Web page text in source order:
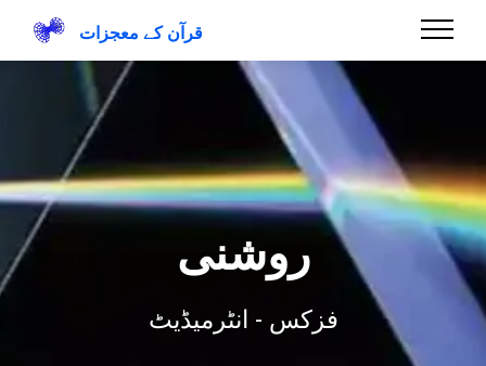
قرآن کے معجزات
روشنی
فزکس - انٹرمیڈیٹ